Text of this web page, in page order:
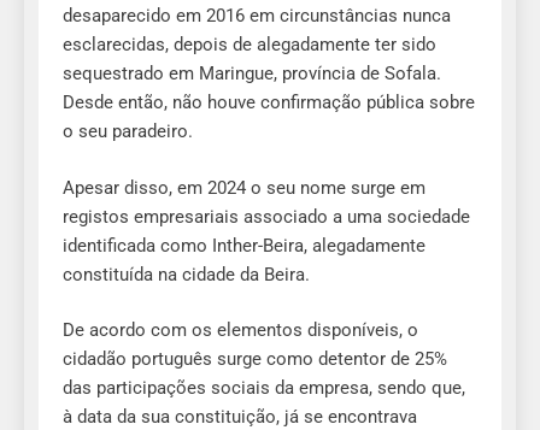
desaparecido em 2016 em circunstâncias nunca
esclarecidas, depois de alegadamente ter sido
sequestrado em Maringue, província de Sofala.
Desde então, não houve confirmação pública sobre
o seu paradeiro.
Apesar disso, em 2024 o seu nome surge em
registos empresariais associado a uma sociedade
identificada como Inther-Beira, alegadamente
constituída na cidade da Beira.
De acordo com os elementos disponíveis, o
cidadão português surge como detentor de 25%
das participações sociais da empresa, sendo que,
à data da sua constituição, já se encontrava